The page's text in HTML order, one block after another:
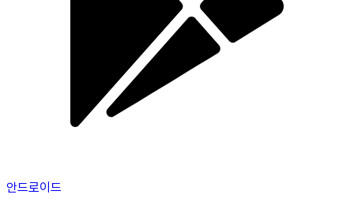
안드로이드